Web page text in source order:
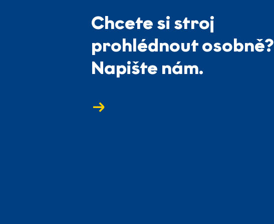
Chcete si stroj
prohlédnout osobně?
Napište nám.